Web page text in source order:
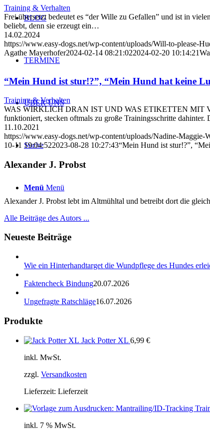
BLOG
TERMINE
ÜBER UNS
Suche
Menü Menü
Training & Verhalten
Frei übersetzt bedeutet es “der Wille zu Gefallen” und ist in
beliebt, denn sie erzeugt ein…
14.02.2024
https://www.easy-dogs.net/wp-content/uploads/Will-to-please-
Agathe Mayerhofer2024-02-14 08:21:022024-02-20 10:14:21
“Mein Hund ist stur!?”, “Mein Hund hat keine
Training & Verhalten
WAS WIRKLICH DRAN IST UND WAS ETIKETTEN MIT
funktioniert, stecken oftmals zu große Trainingsschritte
11.10.2021
https://www.easy-dogs.net/wp-content/uploads/Nadine-Maggie-
10-11 19:04:522023-08-28 10:27:43“Mein Hund ist stur!?”,
Alexander J. Probst
Alexander J. Probst lebt im Altmühltal und betreibt dort die
Alle Beiträge des Autors ...
Neueste Beiträge
Wie ein Hinterhandtarget die Wundpflege des Hundes
Faktencheck Bindung20.07.2026
Ungefragte Ratschläge16.07.2026
Produkte
Jack Potter XL 6,99 €
inkl. MwSt.
zzgl. Versandkosten
Lieferzeit: Lieferzeit
inkl. 7 % MwSt.